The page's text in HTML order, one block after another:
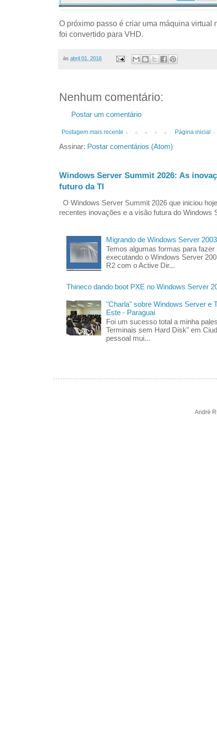
O próximo passo é criar uma máquina virtual
foi convertido para VHD.
às abril 01, 2016
Nenhum comentário:
Postar um comentário
Postagem mais recente Página inicial
Assinar: Postar comentários (Atom)
Windows Server Summit 2026: As
futuro da TI
O Windows Server Summit 2026 que iniciou
recentes inovações e a visão futura do Windows
Migrando de Windows Server
Temos algumas formas para
executando o Windows Server
R2 com o Active Dir...
Thineco dando boot PXE no Windows Server
"Charla" sobre Windows Server e
Este - Paraguai
Foi um sucesso total a minha
Terminais sem Hard Disk" em
pessoal mui...
André